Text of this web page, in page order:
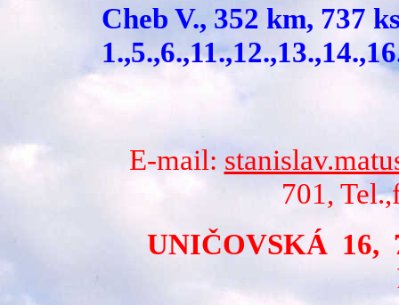
Cheb V., 352
E-mail:
701,
UNIČOVSKÁ 16,